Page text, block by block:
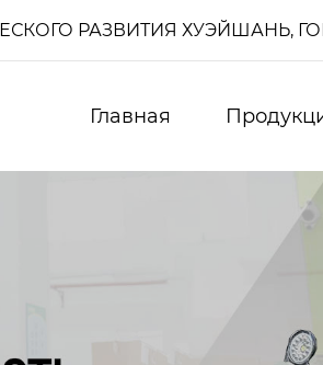
РАЗВИТИЯ ХУЭЙШАНЬ,
Главная